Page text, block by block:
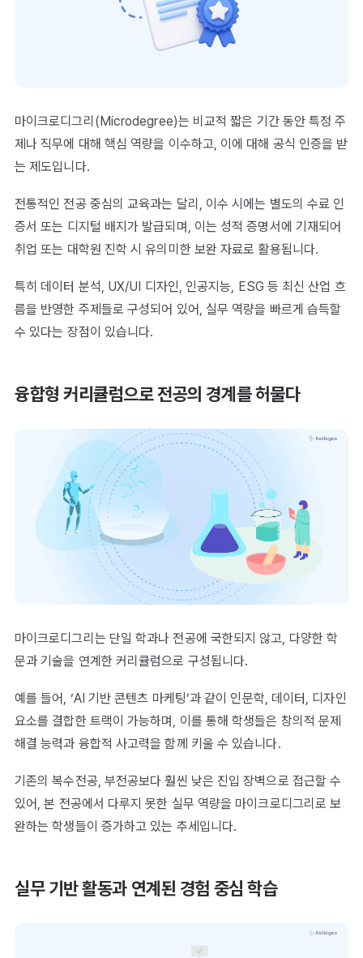
마이크로디그리(Microdegree)는 비교적 짧은 기간 동안 특정 주
제나 직무에 대해 핵심 역량을 이수하고, 이에 대해 공식 인증을 받
는 제도입니다.
전통적인 전공 중심의 교육과는 달리, 이수 시에는 별도의 수료 인
증서 또는 디지털 배지가 발급되며, 이는 성적 증명서에 기재되어
취업 또는 대학원 진학 시 유의미한 보완 자료로 활용됩니다.
특히 데이터 분석, UX/UI 디자인, 인공지능, ESG 등 최신 산업 흐
름을 반영한 주제들로 구성되어 있어, 실무 역량을 빠르게 습득할
수 있다는 장점이 있습니다.
융합형 커리큘럼으로 전공의 경계를 허물다
마이크로디그리는 단일 학과나 전공에 국한되지 않고, 다양한 학
문과 기술을 연계한 커리큘럼으로 구성됩니다.
예를 들어, ‘AI 기반 콘텐츠 마케팅’과 같이 인문학, 데이터, 디자인
요소를 결합한 트랙이 가능하며, 이를 통해 학생들은 창의적 문제
해결 능력과 융합적 사고력을 함께 키울 수 있습니다.
기존의 복수전공, 부전공보다 훨씬 낮은 진입 장벽으로 접근할 수
있어, 본 전공에서 다루지 못한 실무 역량을 마이크로디그리로 보
완하는 학생들이 증가하고 있는 추세입니다.
실무 기반 활동과 연계된 경험 중심 학습